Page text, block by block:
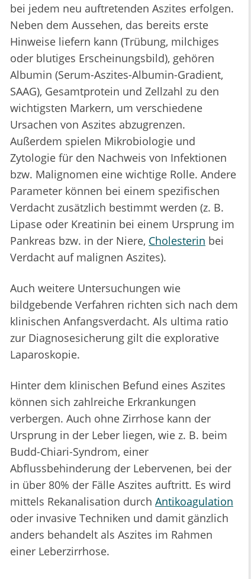
bei jedem neu auftretenden Aszites erfolgen.
Neben dem Aussehen, das bereits erste
Hinweise liefern kann (Trübung, milchiges
oder blutiges Erscheinungsbild), gehören
Albumin (Serum-Aszites-Albumin-Gradient,
SAAG), Gesamtprotein und Zellzahl zu den
wichtigsten Markern, um verschiedene
Ursachen von Aszites abzugrenzen.
Außerdem spielen Mikrobiologie und
Zytologie für den Nachweis von Infektionen
bzw. Malignomen eine wichtige Rolle. Andere
Parameter können bei einem spezifischen
Verdacht zusätzlich bestimmt werden (z. B.
Lipase oder Kreatinin bei einem Ursprung im
Pankreas bzw. in der Niere, Cholesterin bei
Verdacht auf malignen Aszites).
Auch weitere Untersuchungen wie
bildgebende Verfahren richten sich nach dem
klinischen Anfangsverdacht. Als ultima ratio
zur Diagnosesicherung gilt die explorative
Laparoskopie.
Hinter dem klinischen Befund eines Aszites
können sich zahlreiche Erkrankungen
verbergen. Auch ohne Zirrhose kann der
Ursprung in der Leber liegen, wie z. B. beim
Budd-Chiari-Syndrom, einer
Abflussbehinderung der Lebervenen, bei der
in über 80% der Fälle Aszites auftritt. Es wird
mittels Rekanalisation durch Antikoagulation
oder invasive Techniken und damit gänzlich
anders behandelt als Aszites im Rahmen
einer Leberzirrhose.